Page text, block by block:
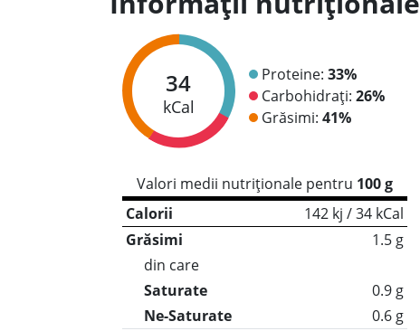
34
kCal
Proteine: 33%
Carbohidrați: 26%
Grăsimi: 41%
Valori medii nutriționale pentru 100 g
Calorii
142 kj / 34 kCal
Grăsimi
1.5 g
din care
Saturate
0.9 g
Ne-Saturate
0.6 g